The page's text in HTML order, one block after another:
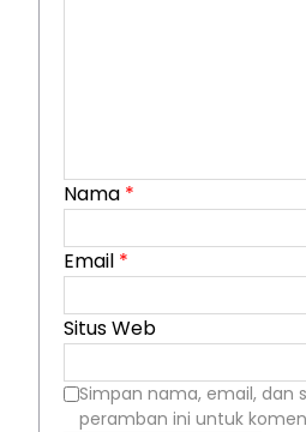
Nama *
Email *
Situs Web
Simpan nama, email, dan
peramban ini untuk